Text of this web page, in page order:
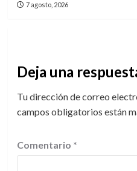
7 agosto, 2026
Deja una
Tu dirección de correo
campos obligatorios están
Comentario *